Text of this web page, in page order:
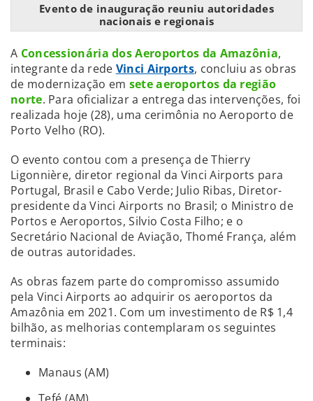
Evento de inauguração reuniu autoridades
nacionais e regionais
A Concessionária dos Aeroportos da Amazônia,
integrante da rede Vinci Airports, concluiu as obras
de modernização em sete aeroportos da região
norte. Para oficializar a entrega das intervenções, foi
realizada hoje (28), uma cerimônia no Aeroporto de
Porto Velho (RO).
O evento contou com a presença de Thierry
Ligonnière, diretor regional da Vinci Airports para
Portugal, Brasil e Cabo Verde; Julio Ribas, Diretor-
presidente da Vinci Airports no Brasil; o Ministro de
Portos e Aeroportos, Silvio Costa Filho; e o
Secretário Nacional de Aviação, Thomé França, além
de outras autoridades.
As obras fazem parte do compromisso assumido
pela Vinci Airports ao adquirir os aeroportos da
Amazônia em 2021. Com um investimento de R$ 1,4
bilhão, as melhorias contemplaram os seguintes
terminais:
Manaus (AM)
Tefé (AM)